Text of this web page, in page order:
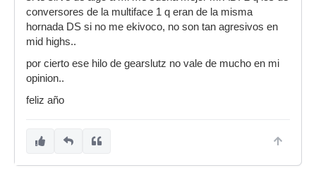
conversores de la multiface 1 q eran de la misma
hornada DS si no me ekivoco, no son tan agresivos en
mid highs..
por cierto ese hilo de gearslutz no vale de mucho en mi
opinion..
feliz año